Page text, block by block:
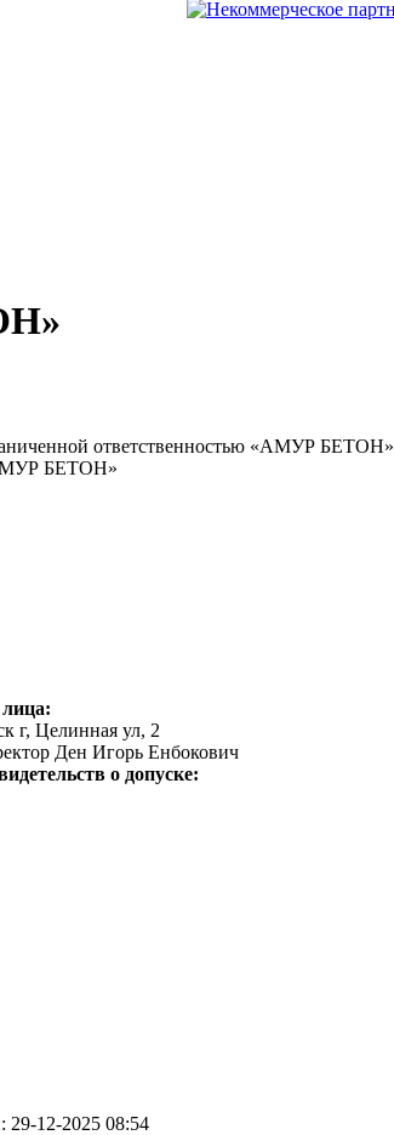
ответственностью «АМУР БЕТОН»
БЕТОН»
г, Целинная ул, 2
Ден Игорь Енбокович
о допуске:
29-12-2025 08:54